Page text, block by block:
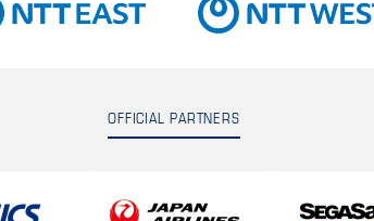
OFFICIAL PARTNERS